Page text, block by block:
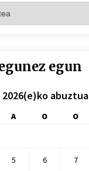
egun
2026(e)ko abuztua
A O O
5 6 7